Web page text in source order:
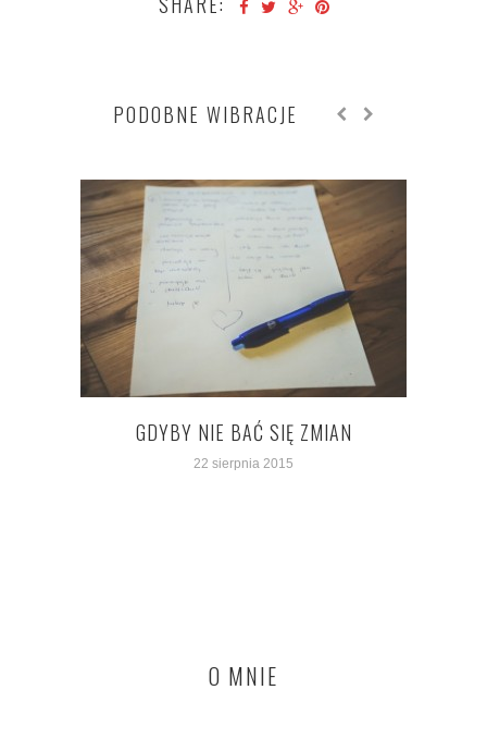
PODOBNE WIBRACJE
GDYBY NIE BAĆ SIĘ ZMIAN
22 sierpnia 2015
O MNIE